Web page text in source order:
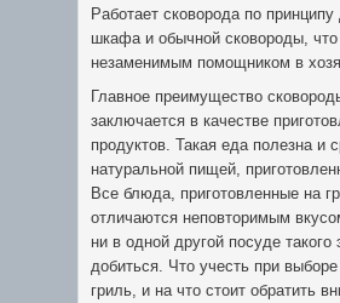
Работает сковорода по принципу
шкафа и обычной сковороды,
незаменимым помощником в
Главное преимущество
заключается в качестве
продуктов. Такая еда полезна и
натуральной пищей,
Все блюда, приготовленные на
отличаются неповторимым
ни в одной другой посуде
добиться. Что учесть при
гриль, и на что стоит обратить